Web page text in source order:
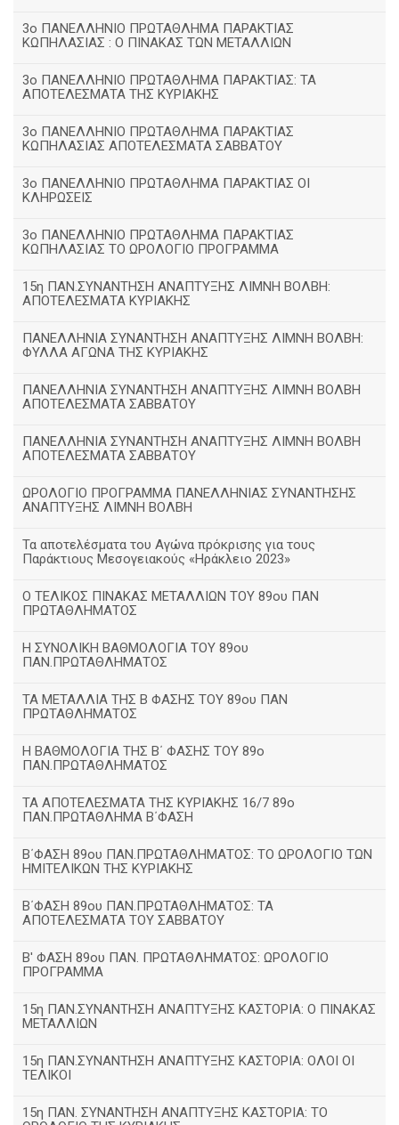
3ο ΠΑΝΕΛΛΗΝΙΟ ΠΡΩΤΑΘΛΗΜΑ ΠΑΡΑΚΤΙΑΣ
ΚΩΠΗΛΑΣΙΑΣ : Ο ΠΙΝΑΚΑΣ ΤΩΝ ΜΕΤΑΛΛΙΩΝ
3o ΠΑΝΕΛΛΗΝΙΟ ΠΡΩΤΑΘΛΗΜΑ ΠΑΡΑΚΤΙΑΣ: ΤΑ
ΑΠΟΤΕΛΕΣΜΑΤΑ ΤΗΣ ΚΥΡΙΑΚΗΣ
3ο ΠΑΝΕΛΛΗΝΙΟ ΠΡΩΤΑΘΛΗΜΑ ΠΑΡΑΚΤΙΑΣ
ΚΩΠΗΛΑΣΙΑΣ ΑΠΟΤΕΛΕΣΜΑΤΑ ΣΑΒΒΑΤΟΥ
3ο ΠΑΝΕΛΛΗΝΙΟ ΠΡΩΤΑΘΛΗΜΑ ΠΑΡΑΚΤΙΑΣ ΟΙ
ΚΛΗΡΩΣΕΙΣ
3ο ΠΑΝΕΛΛΗΝΙΟ ΠΡΩΤΑΘΛΗΜΑ ΠΑΡΑΚΤΙΑΣ
ΚΩΠΗΛΑΣΙΑΣ ΤΟ ΩΡΟΛΟΓΙΟ ΠΡΟΓΡΑΜΜΑ
15η ΠΑΝ.ΣΥΝΑΝΤΗΣΗ ΑΝΑΠΤΥΞΗΣ ΛΙΜΝΗ ΒΟΛΒΗ:
ΑΠΟΤΕΛΕΣΜΑΤΑ ΚΥΡΙΑΚΗΣ
ΠΑΝΕΛΛΗΝΙΑ ΣΥΝΑΝΤΗΣΗ ΑΝΑΠΤΥΞΗΣ ΛΙΜΝΗ ΒΟΛΒΗ:
ΦΥΛΛΑ ΑΓΩΝΑ ΤΗΣ ΚΥΡΙΑΚΗΣ
ΠΑΝΕΛΛΗΝΙΑ ΣΥΝΑΝΤΗΣΗ ΑΝΑΠΤΥΞΗΣ ΛΙΜΝΗ ΒΟΛΒΗ
ΑΠΟΤΕΛΕΣΜΑΤΑ ΣΑΒΒΑΤΟΥ
ΠΑΝΕΛΛΗΝΙΑ ΣΥΝΑΝΤΗΣΗ ΑΝΑΠΤΥΞΗΣ ΛΙΜΝΗ ΒΟΛΒΗ
ΑΠΟΤΕΛΕΣΜΑΤΑ ΣΑΒΒΑΤΟΥ
ΩΡΟΛΟΓΙΟ ΠΡΟΓΡΑΜΜΑ ΠΑΝΕΛΛΗΝΙΑΣ ΣΥΝΑΝΤΗΣΗΣ
ΑΝΑΠΤΥΞΗΣ ΛΙΜΝΗ ΒΟΛΒΗ
Τα αποτελέσματα του Αγώνα πρόκρισης για τους
Παράκτιους Μεσογειακούς «Ηράκλειο 2023»
Ο ΤΕΛΙΚΟΣ ΠΙΝΑΚΑΣ ΜΕΤΑΛΛΙΩΝ ΤΟΥ 89ου ΠΑΝ
ΠΡΩΤΑΘΛΗΜΑΤΟΣ
Η ΣΥΝΟΛΙΚΗ ΒΑΘΜΟΛΟΓΙΑ ΤΟΥ 89ου
ΠΑΝ.ΠΡΩΤΑΘΛΗΜΑΤΟΣ
ΤΑ ΜΕΤΑΛΛΙΑ ΤΗΣ Β ΦΑΣΗΣ ΤΟΥ 89ου ΠΑΝ
ΠΡΩΤΑΘΛΗΜΑΤΟΣ
H ΒΑΘΜΟΛΟΓΙΑ ΤΗΣ Β΄ ΦΑΣΗΣ ΤΟΥ 89ο
ΠΑΝ.ΠΡΩΤΑΘΛΗΜΑΤΟΣ
ΤΑ ΑΠΟΤΕΛΕΣΜΑΤΑ ΤΗΣ ΚΥΡΙΑΚΗΣ 16/7 89ο
ΠΑΝ.ΠΡΩΤΑΘΛΗΜΑ Β΄ΦΑΣΗ
Β΄ΦΑΣΗ 89ου ΠΑΝ.ΠΡΩΤΑΘΛΗΜΑΤΟΣ: ΤΟ ΩΡΟΛΟΓΙΟ ΤΩΝ
ΗΜΙΤΕΛΙΚΩΝ ΤΗΣ ΚΥΡΙΑΚΗΣ
Β΄ΦΑΣΗ 89ου ΠΑΝ.ΠΡΩΤΑΘΛΗΜΑΤΟΣ: ΤΑ
ΑΠΟΤΕΛΕΣΜΑΤΑ ΤΟΥ ΣΑΒΒΑΤΟΥ
Β' ΦΑΣΗ 89ου ΠΑΝ. ΠΡΩΤΑΘΛΗΜΑΤΟΣ: ΩΡΟΛΟΓΙΟ
ΠΡΟΓΡΑΜΜΑ
15η ΠΑΝ.ΣΥΝΑΝΤΗΣΗ ΑΝΑΠΤΥΞΗΣ ΚΑΣΤΟΡΙΑ: Ο ΠΙΝΑΚΑΣ
ΜΕΤΑΛΛΙΩΝ
15η ΠΑΝ.ΣΥΝΑΝΤΗΣΗ ΑΝΑΠΤΥΞΗΣ ΚΑΣΤΟΡΙΑ: ΟΛΟΙ ΟΙ
ΤΕΛΙΚΟΙ
15η ΠΑΝ. ΣΥΝΑΝΤΗΣΗ ΑΝΑΠΤΥΞΗΣ ΚΑΣΤΟΡΙΑ: ΤΟ